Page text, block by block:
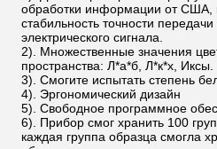
обработки информации от США,
стабильность точности
электрического сигнала.
2). Множественные значения
пространства: Л*а*б, Л*к*х, Иксы.
3). Смогите испытать степень
4). Эргономический дизайн
5). Свободное программное
6). Прибор смог хранить 100
каждая группа образца смогла